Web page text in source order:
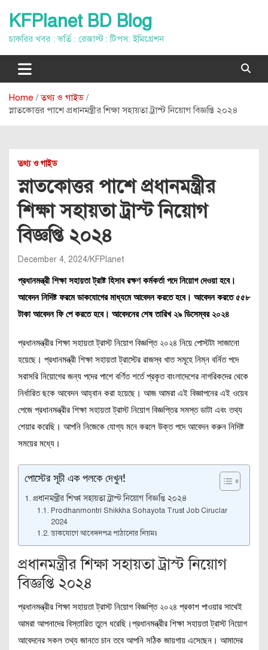
content
KFPlanet BD Blog
চাকরির খবর : ভর্তি : রেজাল্ট : টিপস: ইমিগ্রেশন
Home
তথ্য ও গাইড
স্নাতকোত্তর পাশে প্রধানমন্ত্রীর শিক্ষা সহায়তা ট্রাস্ট নিয়োগ বিজ্ঞপ্তি ২০২৪
তথ্য ও গাইড
স্নাতকোত্তর পাশে প্রধানমন্ত্রীর
শিক্ষা সহায়তা ট্রাস্ট নিয়োগ
বিজ্ঞপ্তি ২০২৪
December 4, 2024 KFPlanet
প্রধানমন্ত্রী শিক্ষা সহায়তা ট্রাষ্ট হিসাব রক্ষণ কর্মকর্তা পদে নিয়োগ দেওয়া হবে।
আবেদন নিদিষ্ট ফরমে ডাকযোগের মাধ্যমে আবেদন করতে হবে। আবেদন করতে ৫৫৮
টাকা আবেদন ফি পে করতে হবে। আবেদনের শেষ তারিখ ২৯ ডিসেম্বর ২০২৪
প্রধানমন্ত্রীর শিক্ষা সহায়তা ট্রাস্ট নিয়োগ বিজ্ঞপ্তি ২০২৪ নিয়ে পোস্টটা সাজানো
হয়েছে। প্রধানমন্ত্রী শিক্ষা সহায়তা ট্রাস্টের রাজস্ব খাত সমূহে নিম্ন বর্নিত পদে
সরাসরি নিয়োগের জন্য পদের পাশে বর্ণিত শর্তে প্রকৃত বাংলাদেশের নাগরিকদের থেকে
নির্ধারিত ছকে আবেদন আহ্বান করা হয়েছে। আজ আমরা এই বিজ্ঞাপনের এই ওয়েব
পেজে প্রধানমন্ত্রীর শিক্ষা সহায়তা ট্রাস্ট নিয়োগ বিজ্ঞপ্তির সমস্ত ডাটা এবং তথ্য
শেয়ার করেছি। আপনি নিজেকে যোগ্য মনে করলে উক্ত পদে আবেদন করুন নিদিষ্ট
সময়ের মধ্যে।
পোস্টের সূচী এক পলকে দেখুন!
প্রধানমন্ত্রীর শিক্ষা সহায়তা ট্রাস্ট নিয়োগ বিজ্ঞপ্তি ২০২৪
Prodhanmontri Shikkha Sohayota Trust Job Ciruclar
2024
ডাকযোগে আবেদনপত্র পাঠানোর নিয়মঃ
প্রধানমন্ত্রীর শিক্ষা সহায়তা ট্রাস্ট নিয়োগ
বিজ্ঞপ্তি ২০২৪
প্রধানমন্ত্রীর শিক্ষা সহায়তা ট্রাস্ট নিয়োগ বিজ্ঞপ্তি ২০২৪ প্রকাশ পাওয়ার সাথেই
আমরা আপনাদের বিস্তারিত তুলে ধরেছি।প্রধানমন্ত্রীর শিক্ষা সহায়তা ট্রাস্ট নিয়োগ
আবেদনের সকল তথ্য জানতে চান তবে আপনি সঠিক জায়গায় এসেছেন। আমাদের